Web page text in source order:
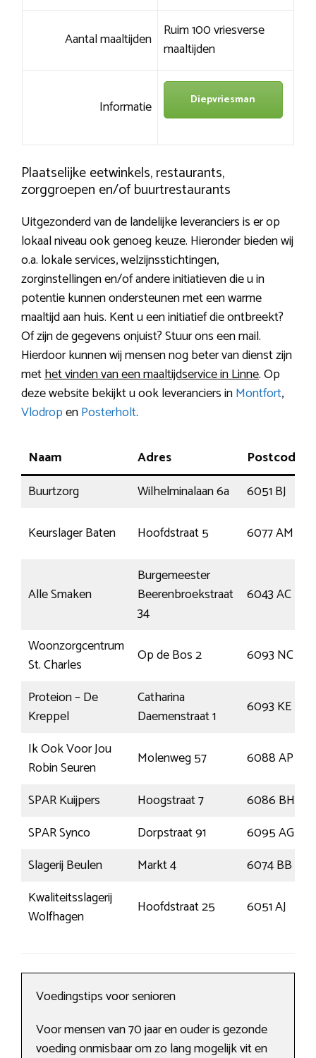
Aantal maaltijden Ruim 100 vriesverse
maaltijden
Informatie Diepvriesman
Plaatselijke eetwinkels, restaurants,
zorggroepen en/of buurtrestaurants
Uitgezonderd van de landelijke leveranciers is er op
lokaal niveau ook genoeg keuze. Hieronder bieden wij
o.a. lokale services, welzijnsstichtingen,
zorginstellingen en/of andere initiatieven die u in
potentie kunnen ondersteunen met een warme
maaltijd aan huis. Kent u een initiatief die ontbreekt?
Of zijn de gegevens onjuist? Stuur ons een mail.
Hierdoor kunnen wij mensen nog beter van dienst zijn
methet vinden van een maaltijdservice in Linne. Op
deze website bekijkt u ook leveranciers inMontfort,
VlodropenPosterholt.
Naam Adres
Postcode
Buurtzorg
Wilhelminalaan 6a
6051 BJ
Keurslager Baten
Hoofdstraat 5 6077 AM
Alle Smaken
Burgemeester
Beerenbroekstraat
34
6043 AC
Woonzorgcentrum
St. Charles
Op de Bos 2
6093 NC
Proteion – De
Kreppel
Catharina
Daemenstraat 1
6093 KE
Ik Ook Voor Jou
Robin Seuren
Molenweg 57
6088 AP
SPAR Kuijpers
Hoogstraat 7
6086 BH
SPAR Synco
Dorpstraat 91
6095 AG
Slagerij Beulen
Markt 4
6074 BB
Kwaliteitsslagerij
Wolfhagen
Hoofdstraat 25 6051 AJ
Voedingstips voor senioren
Voor mensen van 70 jaar en ouder is gezonde
voeding onmisbaar om zo lang mogelijk vit en